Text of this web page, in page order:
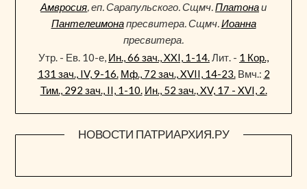
Амвросия, еп. Сарапульского. Сщмч.Платонаи
Пантелеимонапресвитера. Сщмч.Иоанна
пресвитера.
Утр. - Ев. 10-е, Ин., 66 зач., XXI, 1-14.Лит. - 1 Кор.,
131 зач., IV, 9-16. Мф., 72 зач., XVII, 14-23.Вмч.: 2
Тим., 292 зач., II, 1-10. Ин., 52 зач., XV, 17 - XVI, 2.
НОВОСТИ ПАТРИАРХИЯ.РУ